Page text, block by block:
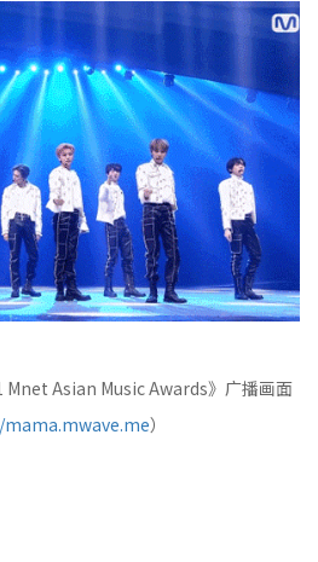
Asian Music Awards》广播画面
）